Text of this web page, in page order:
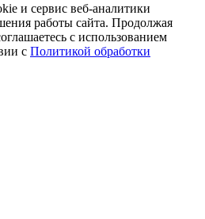
и сервис веб-аналитики
работы сайта. Продолжая
с использованием
с Политикой обработки